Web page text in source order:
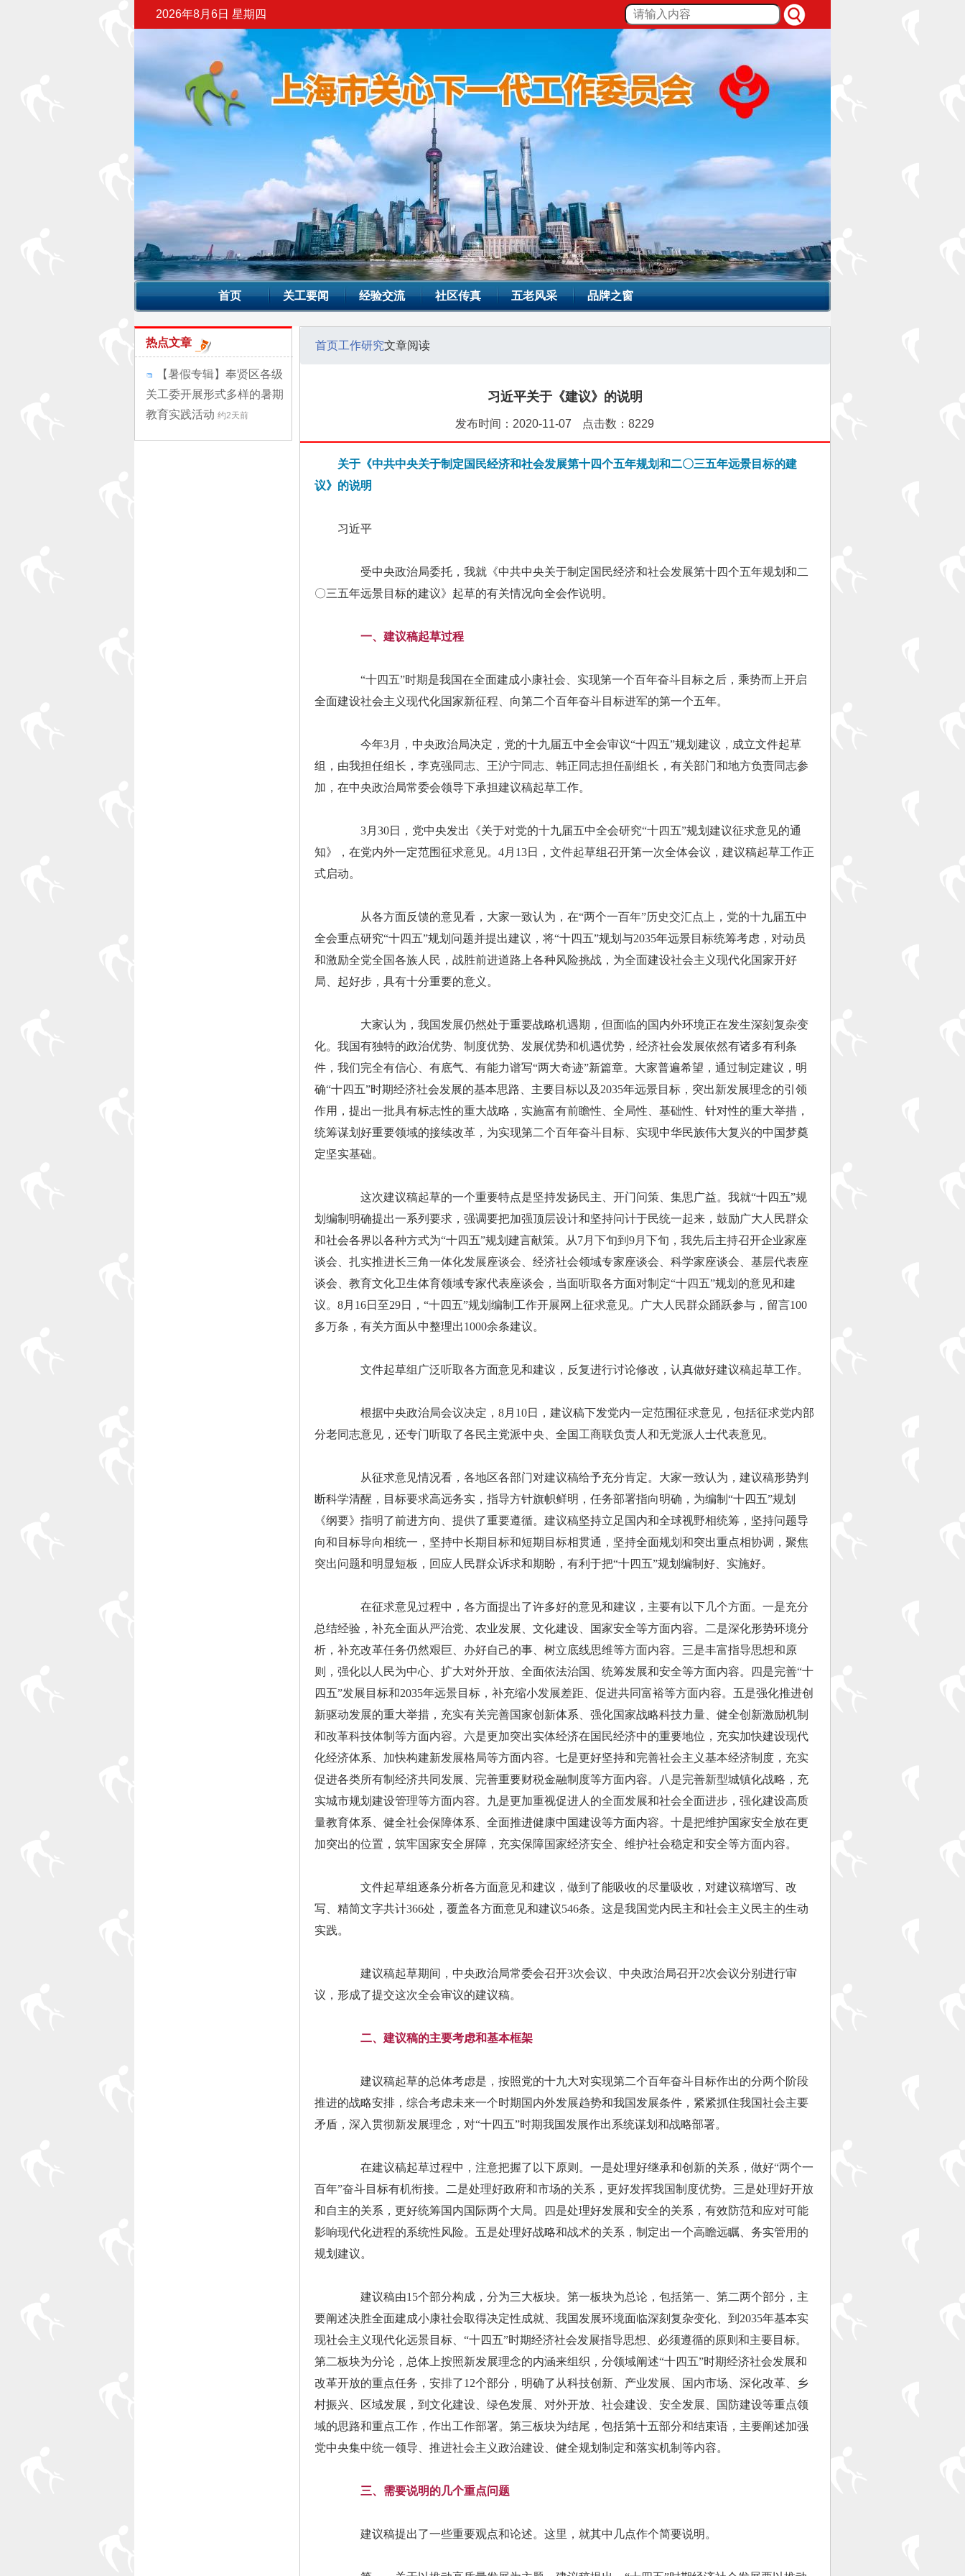
2026年8月6日 星期四
首页 关工要闻 经验交流 社区传真 五老风采 品牌之窗
热点文章
【暑假专辑】奉贤区各级
关工委开展形式多样的暑期
教育实践活动 约2天前
首页工作研究文章阅读
习近平关于《建议》的说明
发布时间：2020-11-07 点击数：8229
关于《中共中央关于制定国民经济和社会发展第十四个五年规划和二〇三五年远景目标的建
议》的说明
习近平
受中央政治局委托，我就《中共中央关于制定国民经济和社会发展第十四个五年规划和二
〇三五年远景目标的建议》起草的有关情况向全会作说明。
一、建议稿起草过程
“十四五”时期是我国在全面建成小康社会、实现第一个百年奋斗目标之后，乘势而上开启
全面建设社会主义现代化国家新征程、向第二个百年奋斗目标进军的第一个五年。
今年3月，中央政治局决定，党的十九届五中全会审议“十四五”规划建议，成立文件起草
组，由我担任组长，李克强同志、王沪宁同志、韩正同志担任副组长，有关部门和地方负责同志参
加，在中央政治局常委会领导下承担建议稿起草工作。
3月30日，党中央发出《关于对党的十九届五中全会研究“十四五”规划建议征求意见的通
知》，在党内外一定范围征求意见。4月13日，文件起草组召开第一次全体会议，建议稿起草工作正
式启动。
从各方面反馈的意见看，大家一致认为，在“两个一百年”历史交汇点上，党的十九届五中
全会重点研究“十四五”规划问题并提出建议，将“十四五”规划与2035年远景目标统筹考虑，对动员
和激励全党全国各族人民，战胜前进道路上各种风险挑战，为全面建设社会主义现代化国家开好
局、起好步，具有十分重要的意义。
大家认为，我国发展仍然处于重要战略机遇期，但面临的国内外环境正在发生深刻复杂变
化。我国有独特的政治优势、制度优势、发展优势和机遇优势，经济社会发展依然有诸多有利条
件，我们完全有信心、有底气、有能力谱写“两大奇迹”新篇章。大家普遍希望，通过制定建议，明
确“十四五”时期经济社会发展的基本思路、主要目标以及2035年远景目标，突出新发展理念的引领
作用，提出一批具有标志性的重大战略，实施富有前瞻性、全局性、基础性、针对性的重大举措，
统筹谋划好重要领域的接续改革，为实现第二个百年奋斗目标、实现中华民族伟大复兴的中国梦奠
定坚实基础。
这次建议稿起草的一个重要特点是坚持发扬民主、开门问策、集思广益。我就“十四五”规
划编制明确提出一系列要求，强调要把加强顶层设计和坚持问计于民统一起来，鼓励广大人民群众
和社会各界以各种方式为“十四五”规划建言献策。从7月下旬到9月下旬，我先后主持召开企业家座
谈会、扎实推进长三角一体化发展座谈会、经济社会领域专家座谈会、科学家座谈会、基层代表座
谈会、教育文化卫生体育领域专家代表座谈会，当面听取各方面对制定“十四五”规划的意见和建
议。8月16日至29日，“十四五”规划编制工作开展网上征求意见。广大人民群众踊跃参与，留言100
多万条，有关方面从中整理出1000余条建议。
文件起草组广泛听取各方面意见和建议，反复进行讨论修改，认真做好建议稿起草工作。
根据中央政治局会议决定，8月10日，建议稿下发党内一定范围征求意见，包括征求党内部
分老同志意见，还专门听取了各民主党派中央、全国工商联负责人和无党派人士代表意见。
从征求意见情况看，各地区各部门对建议稿给予充分肯定。大家一致认为，建议稿形势判
断科学清醒，目标要求高远务实，指导方针旗帜鲜明，任务部署指向明确，为编制“十四五”规划
《纲要》指明了前进方向、提供了重要遵循。建议稿坚持立足国内和全球视野相统筹，坚持问题导
向和目标导向相统一，坚持中长期目标和短期目标相贯通，坚持全面规划和突出重点相协调，聚焦
突出问题和明显短板，回应人民群众诉求和期盼，有利于把“十四五”规划编制好、实施好。
在征求意见过程中，各方面提出了许多好的意见和建议，主要有以下几个方面。一是充分
总结经验，补充全面从严治党、农业发展、文化建设、国家安全等方面内容。二是深化形势环境分
析，补充改革任务仍然艰巨、办好自己的事、树立底线思维等方面内容。三是丰富指导思想和原
则，强化以人民为中心、扩大对外开放、全面依法治国、统筹发展和安全等方面内容。四是完善“十
四五”发展目标和2035年远景目标，补充缩小发展差距、促进共同富裕等方面内容。五是强化推进创
新驱动发展的重大举措，充实有关完善国家创新体系、强化国家战略科技力量、健全创新激励机制
和改革科技体制等方面内容。六是更加突出实体经济在国民经济中的重要地位，充实加快建设现代
化经济体系、加快构建新发展格局等方面内容。七是更好坚持和完善社会主义基本经济制度，充实
促进各类所有制经济共同发展、完善重要财税金融制度等方面内容。八是完善新型城镇化战略，充
实城市规划建设管理等方面内容。九是更加重视促进人的全面发展和社会全面进步，强化建设高质
量教育体系、健全社会保障体系、全面推进健康中国建设等方面内容。十是把维护国家安全放在更
加突出的位置，筑牢国家安全屏障，充实保障国家经济安全、维护社会稳定和安全等方面内容。
文件起草组逐条分析各方面意见和建议，做到了能吸收的尽量吸收，对建议稿增写、改
写、精简文字共计366处，覆盖各方面意见和建议546条。这是我国党内民主和社会主义民主的生动
实践。
建议稿起草期间，中央政治局常委会召开3次会议、中央政治局召开2次会议分别进行审
议，形成了提交这次全会审议的建议稿。
二、建议稿的主要考虑和基本框架
建议稿起草的总体考虑是，按照党的十九大对实现第二个百年奋斗目标作出的分两个阶段
推进的战略安排，综合考虑未来一个时期国内外发展趋势和我国发展条件，紧紧抓住我国社会主要
矛盾，深入贯彻新发展理念，对“十四五”时期我国发展作出系统谋划和战略部署。
在建议稿起草过程中，注意把握了以下原则。一是处理好继承和创新的关系，做好“两个一
百年”奋斗目标有机衔接。二是处理好政府和市场的关系，更好发挥我国制度优势。三是处理好开放
和自主的关系，更好统筹国内国际两个大局。四是处理好发展和安全的关系，有效防范和应对可能
影响现代化进程的系统性风险。五是处理好战略和战术的关系，制定出一个高瞻远瞩、务实管用的
规划建议。
建议稿由15个部分构成，分为三大板块。第一板块为总论，包括第一、第二两个部分，主
要阐述决胜全面建成小康社会取得决定性成就、我国发展环境面临深刻复杂变化、到2035年基本实
现社会主义现代化远景目标、“十四五”时期经济社会发展指导思想、必须遵循的原则和主要目标。
第二板块为分论，总体上按照新发展理念的内涵来组织，分领域阐述“十四五”时期经济社会发展和
改革开放的重点任务，安排了12个部分，明确了从科技创新、产业发展、国内市场、深化改革、乡
村振兴、区域发展，到文化建设、绿色发展、对外开放、社会建设、安全发展、国防建设等重点领
域的思路和重点工作，作出工作部署。第三板块为结尾，包括第十五部分和结束语，主要阐述加强
党中央集中统一领导、推进社会主义政治建设、健全规划制定和落实机制等内容。
三、需要说明的几个重点问题
建议稿提出了一些重要观点和论述。这里，就其中几点作个简要说明。